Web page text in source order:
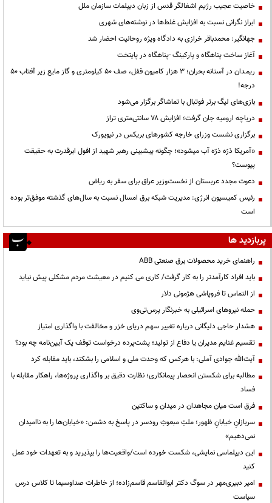
خاصیت عجیب رژیم اشغالگر قدس از زبان دیپلمات سازمان ملل
ابراز نگرانی نسبت به افزایش غلط‌ها در نوشته‌های شهری
جهانگیر: محمدباقر خرازی به دادگاه ویژه روحانیت احضار شد
آغاز ساخت پناهگاه و پارکینگ -پناهگاه در پایتخت
ریمـدان در آستانه بحران؛ ۳ هزار کامیون قفل، صف ۵۰ کیلومتری و گاز مایع زیر آفتاب ۵۰
درجه!
بازی‌های لیگ برتر فوتبال با تماشاگر برگزار می‌شود
دریاچه ارومیه جان گرفت؛ افزایش ۷۸ سانتی‌متری تراز
برگزاری نشست وزرای خارجه کشورهای بریکس در نیویورک
«آمریکا ذرّه ذرّه آب میشود»؛ چگونه پیشبینی رهبر شهید از افول ابرقدرت به حقیقت
پیوست؟
دعوت مجدد عربستان از نخست‌وزیر عراق برای سفر به ریاض
رئیس کمیسیون انرژی: مدیریت شبکه برق امسال نسبت به سال‌های گذشته موفق‌تر بوده
است
پربازدید ها
راهنمای خرید محصولات برق صنعتی ABB
باید افراد کارآمدتر را به کار گرفت/ کاری می کنیم در معیشت مردم مشکلی پیش نیاید
از التماس تا فروپاشی هژمونی دلار
حمله نیروهای اسرائیلی به خبرنگار پرس‌تی‌وی
هشدار حاجی دلیگانی درباره تغییر سهم دریای خزر و مخالفت با واگذاری امتیاز
تقسیم غنایم مدیران یا دفاع از تولید؛ پشت‌پرده درخواست توقف یک آیین‌نامه چه بود؟
آیت‌الله جوادی آملی: با هرکس که وحدت ملی و اسلامی را بشکند، باید مقابله کرد
مطالبه برای شکستن انحصار پیمانکاری؛ نظارت دقیق بر واگذاری پروژه‌ها، راهکار مقابله با
فساد
فرق است میان مجاهدان در میدان و ساکتین
سربازانِ خیابانِ ظهور؛ ملتِ مبعوثِ رودسر در پاسخ به دشمن: «خیابان‌ها را به ناامیدان
نمی‌دهیم»
این دیپلماسی نمایشی، شکست خورده است/واقعیت‌ها را بپذیرید و به تعهدات خود عمل
کنید
امیر دبیری‌مهر در سوگ دکتر ابوالقاسم قاسم‌زاده؛ از خاطرات صداوسیما تا کلاس درس
سیاست